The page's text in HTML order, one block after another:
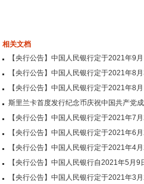
相关文档
【央行公告】中国人民银行定于2021年9
【央行公告】中国人民银行定于2021年8
【央行公告】中国人民银行定于2021年8
斯里兰卡首度发行纪念币庆祝中国共产党
【央行公告】中国人民银行定于2021年7
【央行公告】中国人民银行定于2021年6
【央行公告】中国人民银行定于2021年4
【央行公告】中国人民银行自2021年5月
【央行公告】中国人民银行定于2021年3